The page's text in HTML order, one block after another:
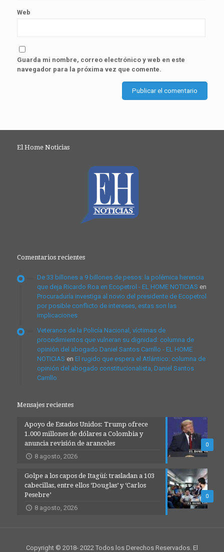
Web
Guarda mi nombre, correo electrónico y web en este
navegador para la próxima vez que comente.
El Home Noticias
Comentarios recientes
De 33 billones a 9 billones de pesos: la polémica herencia
que deja Ricardo Roa en Ecopetrol - EL HOME NOTICIAS en
Procuraduría investiga al novio del presidente de Ecopetrol
por posible conflicto de intereses, estas son las
implicaciones
Veteranos de la Policía Nacional, víctimas de
procedimientos que vulneran su dignidad: columna de
opinión del abogado Daniel Santos Carrillo - EL HOME
NOTICIAS en El rugido que espera el Atlántico: columna de
opinión del abogado constitucionalista, Daniel Santos
Carrillo
Mensajes recientes
0
Apoyo de Estados Unidos: Trump ofrece
1.000 millones de dólares a Colombia y
anuncia revisión de aranceles
8 agosto, 2026
0
Golpe a los capos de Itagüí: trasladan a 103
cabecillas, entre ellos ‘Douglas’ y ‘Carlos
Pesebre’
8 agosto, 2026
Copyright © 2018- 2022 Todos los Derechos Reservados. El